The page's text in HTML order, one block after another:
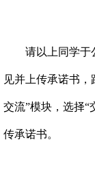
请以上同学于
见并上传承诺书
交流”模块，选择“
传承诺书。